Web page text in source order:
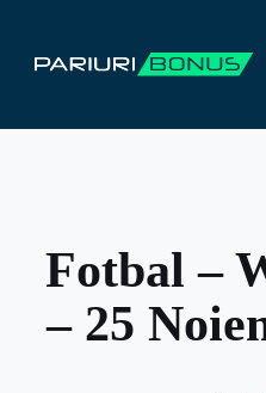
conținut
Fotbal –
– 25